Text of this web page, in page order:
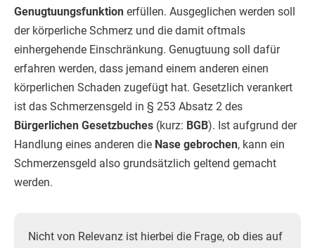
Genugtuungsfunktion erfüllen. Ausgeglichen werden soll
der körperliche Schmerz und die damit oftmals
einhergehende Einschränkung. Genugtuung soll dafür
erfahren werden, dass jemand einem anderen einen
körperlichen Schaden zugefügt hat. Gesetzlich verankert
ist das Schmerzensgeld in § 253 Absatz 2 des
Bürgerlichen Gesetzbuches (kurz: BGB). Ist aufgrund der
Handlung eines anderen die Nase gebrochen, kann ein
Schmerzensgeld also grundsätzlich geltend gemacht
werden.
Nicht von Relevanz ist hierbei die Frage, ob dies auf